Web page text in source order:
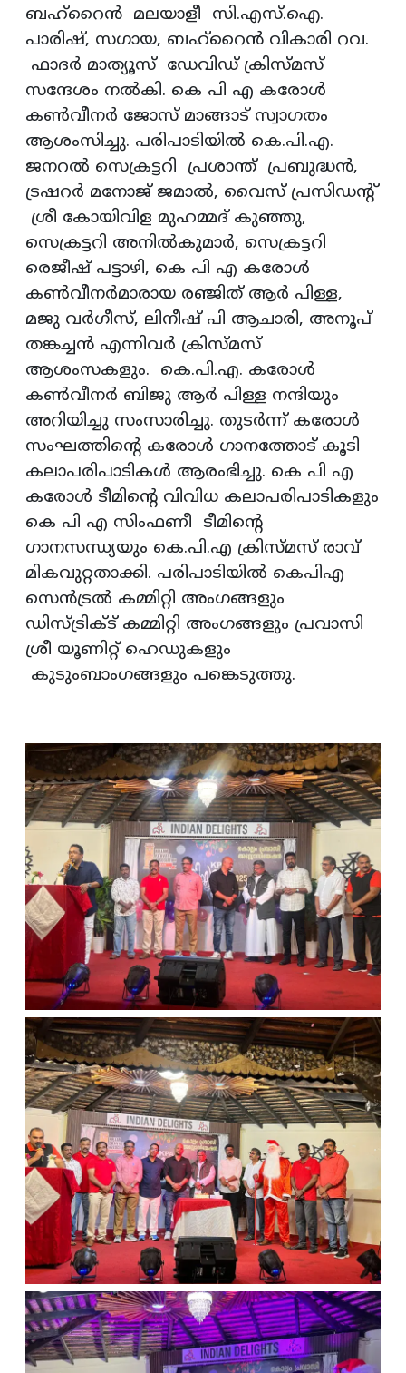
ബഹ്റൈന്‍ മലയാളീ സി.എസ്.ഐ.
പാരിഷ്, സഗായ, ബഹ്‌റൈന്‍ വികാരി റവ.
ഫാദര്‍ മാത്യൂസ് ഡേവിഡ് ക്രിസ്മസ്
സന്ദേശം നല്‍കി. കെ പി എ കരോള്‍
കണ്‍വീനര്‍ ജോസ് മാങ്ങാട് സ്വാഗതം
ആശംസിച്ചു. പരിപാടിയില്‍ കെ.പി.എ.
ജനറല്‍ സെക്രട്ടറി പ്രശാന്ത് പ്രബുദ്ധന്‍,
ട്രഷറര്‍ മനോജ് ജമാല്‍, വൈസ് പ്രസിഡന്റ്
ശ്രീ കോയിവിള മുഹമ്മദ് കുഞ്ഞു,
സെക്രട്ടറി അനില്‍കുമാര്‍, സെക്രട്ടറി
രെജീഷ് പട്ടാഴി, കെ പി എ കരോള്‍
കണ്‍വീനര്‍മാരായ രഞ്ജിത് ആര്‍ പിള്ള,
മജു വര്‍ഗീസ്, ലിനീഷ് പി ആചാരി, അനൂപ്
തങ്കച്ചന്‍ എന്നിവര്‍ ക്രിസ്മസ്
ആശംസകളും. കെ.പി.എ. കരോള്‍
കണ്‍വീനര്‍ ബിജു ആര്‍ പിള്ള നന്ദിയും
അറിയിച്ചു സംസാരിച്ചു. തുടര്‍ന്ന് കരോള്‍
സംഘത്തിന്റെ കരോള്‍ ഗാനത്തോട് കൂടി
കലാപരിപാടികള്‍ ആരംഭിച്ചു. കെ പി എ
കരോള്‍ ടീമിന്റെ വിവിധ കലാപരിപാടികളും
കെ പി എ സിംഫണീ ടീമിന്റെ
ഗാനസന്ധ്യയും കെ.പി.എ ക്രിസ്മസ് രാവ്
മികവുറ്റതാക്കി. പരിപാടിയില്‍ കെപിഎ
സെന്‍ട്രല്‍ കമ്മിറ്റി അംഗങ്ങളും
ഡിസ്ട്രിക്ട് കമ്മിറ്റി അംഗങ്ങളും പ്രവാസി
ശ്രീ യൂണിറ്റ് ഹെഡുകളും
കുടുംബാംഗങ്ങളും പങ്കെടുത്തു.